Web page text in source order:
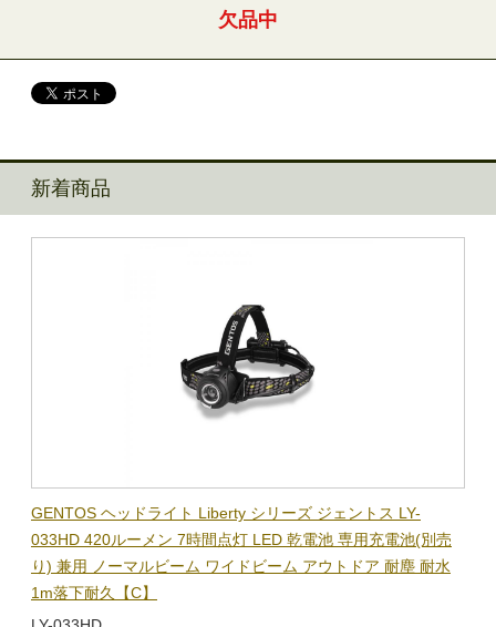
欠品中
新着商品
GENTOS ヘッドライト Liberty シリーズ ジェントス LY-
033HD 420ルーメン 7時間点灯 LED 乾電池 専用充電池(別売
り) 兼用 ノーマルビーム ワイドビーム アウトドア 耐塵 耐水
1m落下耐久【C】